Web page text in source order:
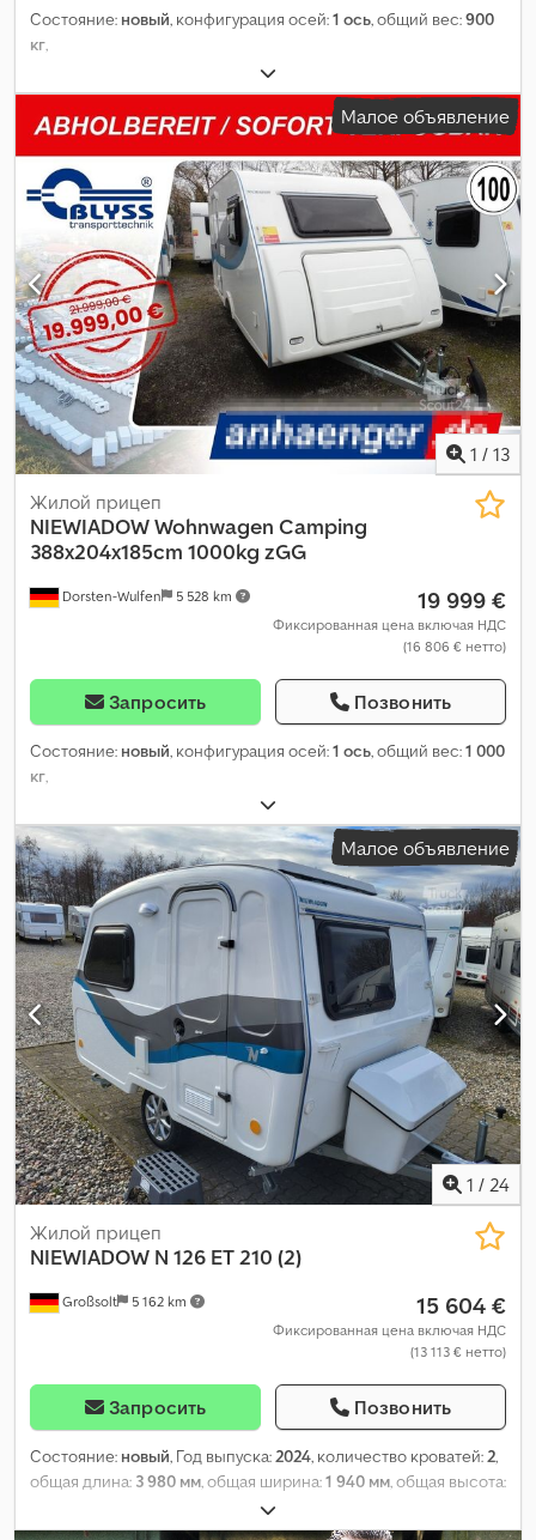
Состояние: новый, конфигурация осей:1 ось, общий вес:900
кг,
Малое объявление
1 / 13
Dorsten-Wulfen 5 528 km
Жилой прицеп
NIEWIADOWWohnwagen Camping
388x204x185cm 1000kg zGG
19 999 €
Фиксированная цена включая НДС
(16 806 € нетто)
Запросить Позвонить
Состояние: новый, конфигурация осей:1 ось, общий вес:1 000
кг
Малое объявление
1 / 24
Großsolt 5 162 km
Жилой прицеп
NIEWIADOW N 126 ET 210 (2)
15 604 €
Фиксированная цена включая НДС
(13 113 € нетто)
Запросить Позвонить
Состояние: новый, Год выпуска:2024, количество кроватей:2,
общая длина: 3 980 мм, общая ширина:1 940 мм, общая высота:
1 ось
Оборудование:ванная комната, отопитель стояночный,